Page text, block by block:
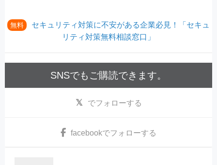
無料
セキュリティ対策に不安がある企業必見！「セキュ
リティ対策無料相談窓口」
SNSでもご購読できます。
でフォローする
facebookでフォローする